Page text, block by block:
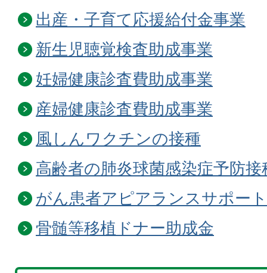
出産・子育て応援給付金事業
新生児聴覚検査助成事業
妊婦健康診査費助成事業
産婦健康診査費助成事業
風しんワクチンの接種
高齢者の肺炎球菌感染症予防接
がん患者アピアランスサポー
骨髄等移植ドナー助成金